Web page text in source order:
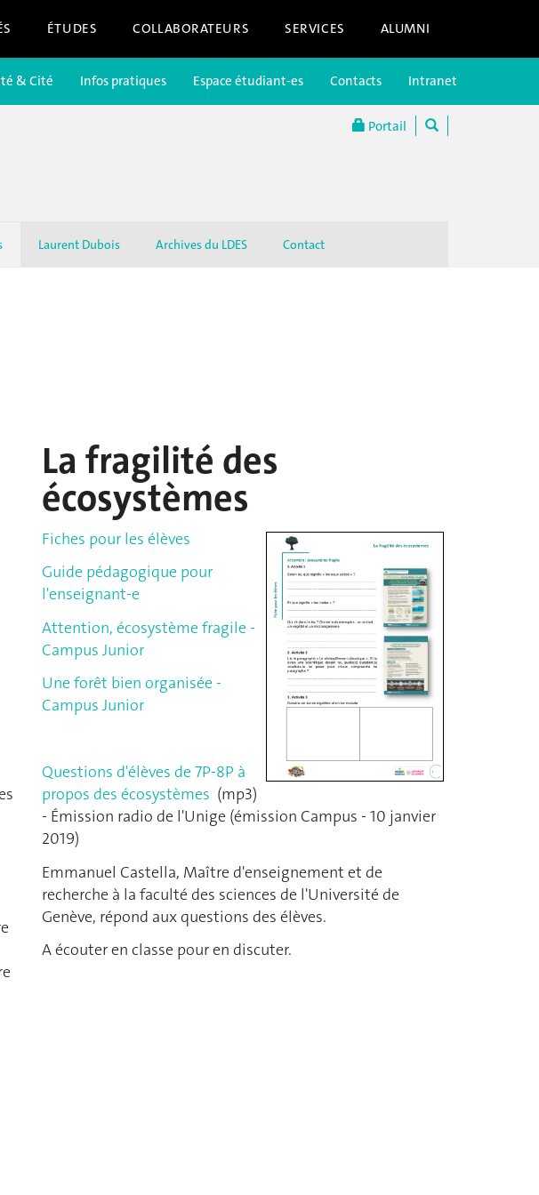
ÉTUDES COLLABORATEURS SERVICES ALUMNI
Portail
& Cité Infos pratiques Espace étudiant-es Contacts Intranet
Laurent Dubois Archives du LDES Contact
La fragilité des
écosystèmes
Fiches pour les élèves
Guide pédagogique pour
l'enseignant-e
Attention, écosystème fragile -
Campus Junior
Une forêt bien organisée -
Campus Junior
Questions d'élèves de 7P-8P à
propos des écosystèmes (mp3)
- Émission radio de l'Unige (émission Campus - 10 janvier
2019)
Emmanuel Castella, Maître d'enseignement et de
recherche à la faculté des sciences de l'Université de
Genève, répond aux questions des élèves.
A écouter en classe pour en discuter.